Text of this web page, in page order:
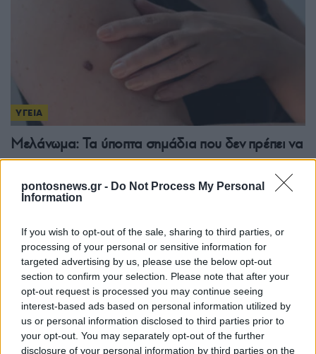
pontosnews.gr - Do Not Process My Personal
Information
If you wish to opt-out of the sale, sharing to third parties, or
processing of your personal or sensitive information for
targeted advertising by us, please use the below opt-out
section to confirm your selection. Please note that after your
opt-out request is processed you may continue seeing
interest-based ads based on personal information utilized by
us or personal information disclosed to third parties prior to
your opt-out. You may separately opt-out of the further
disclosure of your personal information by third parties on the
ΥΓΕΙΑ
Μελάνωμα: Τα ύποπτα σημάδια που δεν πρέπει να
αγνοήσετε – Ποιοι ανήκουν στις ομάδες υψηλού
κινδύνου
22/06/2026 - 7:49μμ